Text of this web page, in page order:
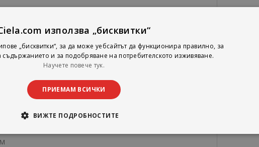
ЧЕРВЕНИ ЛУНИ
използва „бисквитки“
„бисквитки“, за да може уебсайтът да функционира правилно, за
и за подобряване на потребителското изживяване.
Научете повече тук.
ПРИЕМАМ ВСИЧКИ
ВИЖТЕ ПОДРОБНОСТИТЕ